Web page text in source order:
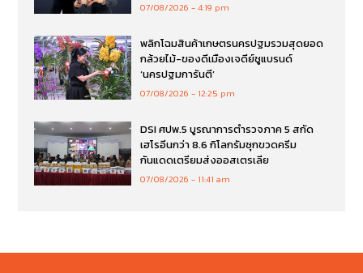
07/08/2026 4:19 pm
พลิกโฉมสินค้าเกษตรนครปฐมรวมสุดยอด
กล้วยไม้-ของดีเมืองเจดีย์ชูแบรนด์
‘นครปฐมการันตี’
07/08/2026 12:25 pm
DSI ศปพ.5 บูรณาการตำรวจภาค 5 สกัด
เฮโรอีนกว่า 8.6 กิโลกรัมซุกขวดครีม
กันแดดเตรียมส่งออสเตรเลีย
07/08/2026 11:41 am